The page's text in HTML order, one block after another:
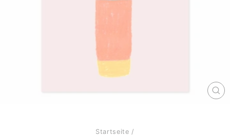
Startseite /